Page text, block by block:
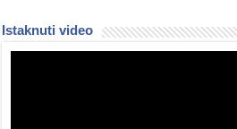
Istaknuti video